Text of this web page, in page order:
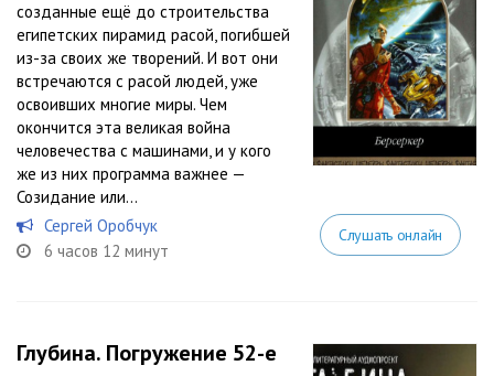
созданные ещё до строительства
египетских пирамид расой, погибшей
из-за своих же творений. И вот они
встречаются с расой людей, уже
освоивших многие миры. Чем
окончится эта великая война
человечества с машинами, и у кого
же из них программа важнее —
Созидание или...
Сергей Оробчук
6 часов 12 минут
Слушать онлайн
Глубина. Погружение 52-е